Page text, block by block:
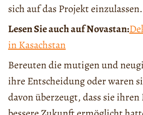
sich auf das Projekt einzulassen.
Lesen Sie auch auf Novastan:
in Kasachstan
Bereuten die mutigen und
ihre Entscheidung oder waren
davon überzeugt, dass sie